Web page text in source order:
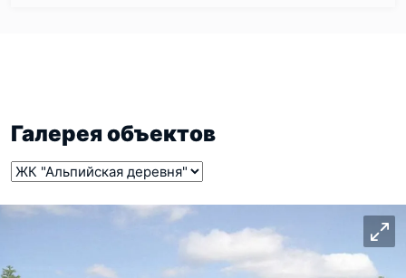
Галерея объектов